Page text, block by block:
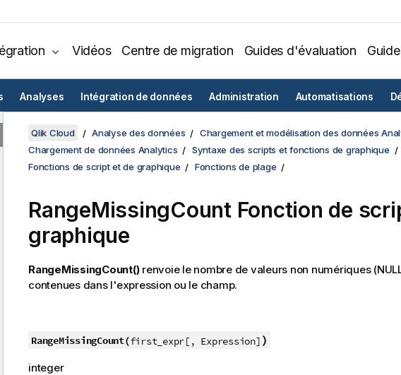
Vidéos Centre de migration Guides d'évaluation
Analyses Intégration de données Administration Automatisations
Qlik Cloud Analyse des données
Chargement et modélisation des données
Chargement de données Analytics
Syntaxe des scripts et fonctions de graphique
Fonctions de script et de graphique
Fonctions de plage
RangeMissingCountFonction de
graphique
RangeMissingCount()renvoie le nombre de valeurs non numériques (
contenues dans l'expression ou le champ.
RangeMissingCount(first_expr[, Expression] )
integer